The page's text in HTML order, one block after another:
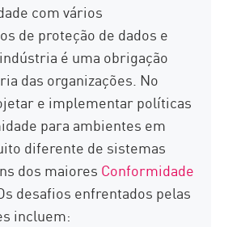
com vários
de proteção de dados e
é uma obrigação
das organizações. No
e implementar políticas
para ambientes em
diferente de sistemas
dos maiores Conformidade
desafios enfrentados pelas
incluem: